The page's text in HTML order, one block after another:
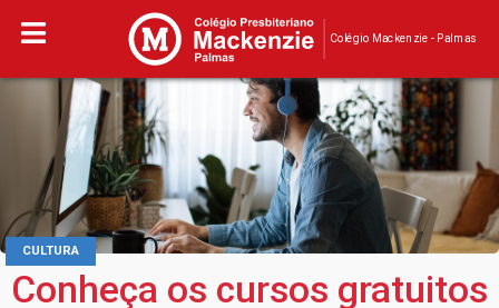
Colégio Mackenzie - Palmas
CULTURA
Conheça os cursos gratuitos